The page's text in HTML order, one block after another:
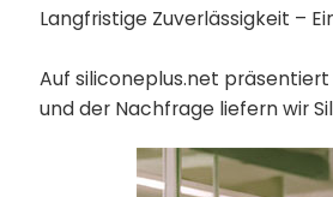
Langfristige Zuverlässigkeit –
Auf siliconeplus.net
und der Nachfrage liefern wir